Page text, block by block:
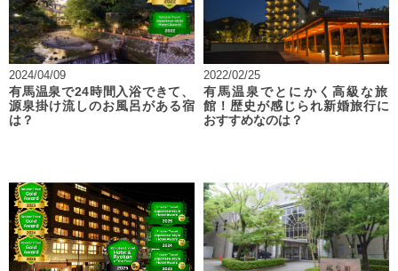
2024/04/09
有馬温泉で24時間入浴できて、
源泉掛け流しのお風呂がある宿
は？
2022/02/25
有馬温泉でとにかく高級な旅
館！歴史が感じられ新婚旅行に
おすすめなのは？